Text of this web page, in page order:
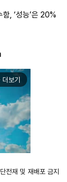
, ‘성능’은 20%
더보기
전재 및 재배포 금지